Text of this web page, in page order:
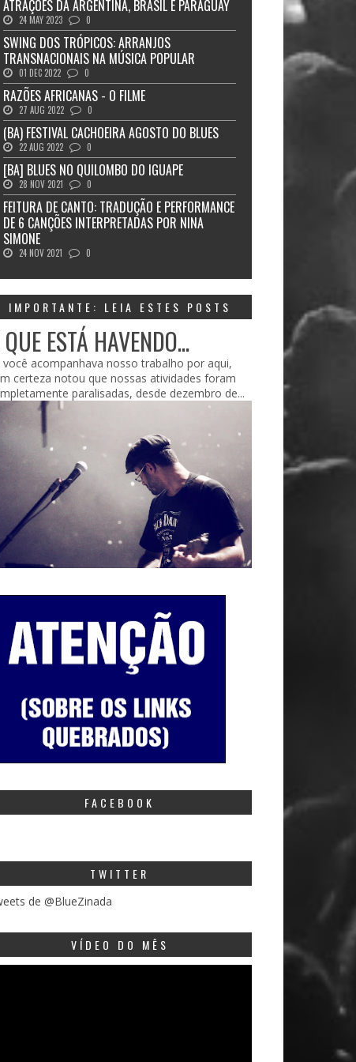
ATRAÇÕES DA ARGENTINA, BRASIL E PARAGUAY
24 MAY 2023 0
SWING DOS TRÓPICOS: ARRANJOS
TRANSNACIONAIS NA MÚSICA POPULAR
01 DEC 2022 0
RAZÕES AFRICANAS - O FILME
27 AUG 2022 0
(BA) FESTIVAL CACHOEIRA AGOSTO DO BLUES
22 AUG 2022 0
[BA] BLUES NO QUILOMBO DO IGUAPE
28 NOV 2021 0
FEITURA DE CANTO: TRADUÇÃO E PERFORMANCE
DE 6 CANÇÕES INTERPRETADAS POR NINA
SIMONE
24 NOV 2021 0
IMPORTANTE: LEIA ESTES POSTS
ESTÁ HAVENDO...
você acompanhava nosso trabalho por aqui,
certeza notou que nossas atividades foram
paralisadas, desde dezembro de...
FACEBOOK
TWITTER
de @BlueZinada
VÍDEO DO MÊS